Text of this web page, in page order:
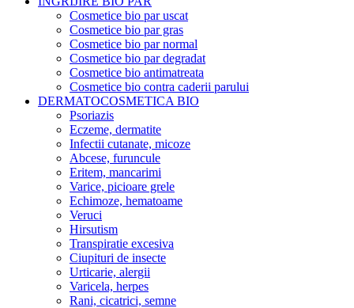
Cosmetice bio par uscat
Cosmetice bio par gras
Cosmetice bio par normal
Cosmetice bio par degradat
Cosmetice bio antimatreata
Cosmetice bio contra caderii parului
DERMATOCOSMETICA BIO
Psoriazis
Eczeme, dermatite
Infectii cutanate, micoze
Abcese, furuncule
Eritem, mancarimi
Varice, picioare grele
Echimoze, hematoame
Veruci
Hirsutism
Transpiratie excesiva
Ciupituri de insecte
Urticarie, alergii
Varicela, herpes
Rani, cicatrici, semne